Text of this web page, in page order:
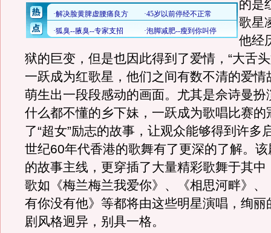
的是
歌星
他经
狱的巨变，但是也因此得到了爱情，“大舌
一跃成为红歌星，他们之间有数不清的爱情
萌生出一段段感动的画面。尤其是佘诗曼扮
什么都不懂的乡下妹，一跃成为歌唱比赛的
了“超女”励志的故事，让观众能够得到许多
世纪60年代香港的歌舞有了更深的了解。
的故事主线，更穿插了大量精彩歌舞于其中
歌如《梅兰梅兰我爱你》、《相思河畔》、
有你没有他》等都将由这些明星演唱，绚丽
剧风格迥异，别具一格。